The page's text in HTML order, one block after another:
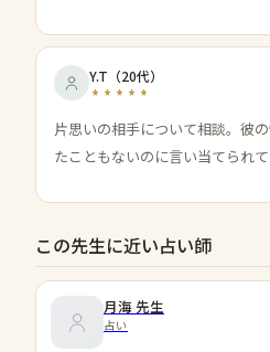
Y.T （20代）
片思いの相手について相談。彼
たこともないのに言い当てられて
この先生に近い占い師
月海 先生
占い